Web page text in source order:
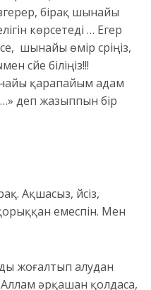
бірақ шынайы
көрсетеді … Егер
шынайы өмір сүріңіз,
сүйе біліңіз!!!
қарапайым адам
деп жазыппын бір
Ақшасыз, үйсіз,
емеспін. Мен
жоғалтып алудан
әрқашан қолдаса,